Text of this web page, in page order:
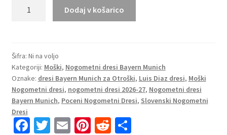
Munich
Luis
Diaz
#14
Domači
2026-
27
Dodaj v košarico
Šifra: Ni na voljo
Kategoriji: Moški, Nogometni dresi Bayern Munich
Oznake: dresi Bayern Munich za Otroški, Luis Diaz dresi, Moški
Nogometni dresi, nogometni dresi 2026-27, Nogometni dresi
Bayern Munich, Poceni Nogometni Dresi, Slovenski Nogometni
Dresi
Fa T E Pi R S